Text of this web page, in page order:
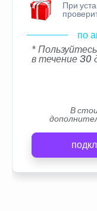
При
по
*
в течение 30
В